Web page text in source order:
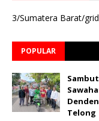
3/Sumatera Barat/
POPULAR
Telong